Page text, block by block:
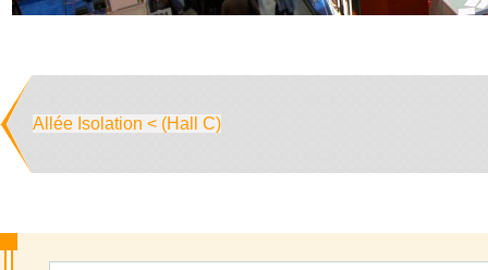
Allée Isolation < (Hall C)